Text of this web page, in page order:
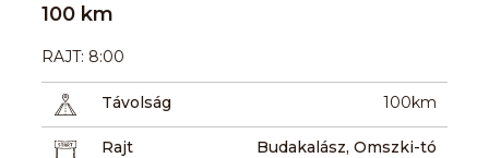
100 km
RAJT: 8:00
Távolság 100km
Rajt Budakalász, Omszki-tó